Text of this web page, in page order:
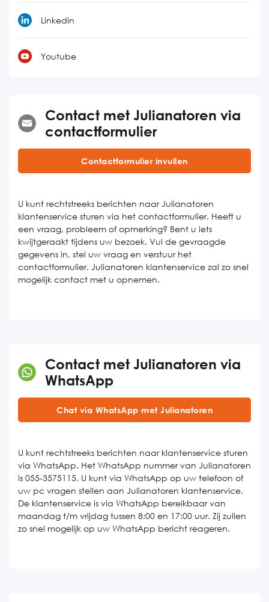
Linkedin
Youtube
Contact met Julianatoren via
contactformulier
Contactformulier invullen
U kunt rechtstreeks berichten naar Julianatoren
klantenservice sturen via het contactformulier. Heeft u
een vraag, probleem of opmerking? Bent u iets
kwijtgeraakt tijdens uw bezoek. Vul de gevraagde
gegevens in, stel uw vraag en verstuur het
contactformulier. Julianatoren klantenservice zal zo snel
mogelijk contact met u opnemen.
Contact met Julianatoren via
WhatsApp
Chat via WhatsApp met Julianatoren
U kunt rechtstreeks berichten naar klantenservice sturen
via WhatsApp. Het WhatsApp nummer van Julianatoren
is 055-3575115. U kunt via WhatsApp op uw telefoon of
uw pc vragen stellen aan Julianatoren klantenservice.
De klantenservice is via WhatsApp bereikbaar van
maandag t/m vrijdag tussen 8:00 en 17:00 uur. Zij zullen
zo snel mogelijk op uw WhatsApp bericht reageren.